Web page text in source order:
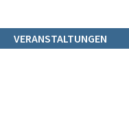
VERANSTALTUNGEN